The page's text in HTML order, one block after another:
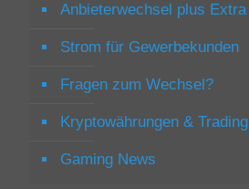
Anbieterwechsel plus Extra
Strom für Gewerbekunden
Fragen zum Wechsel?
Kryptowährungen & Trading
Gaming News